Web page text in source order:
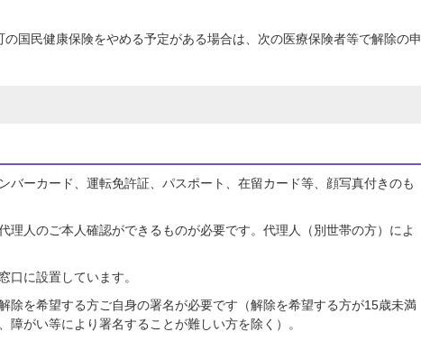
の国民健康保険をやめる予定がある場合は、次の医療保険者等で解除の申
バーカード、運転免許証、パスポート、在留カード等、顔写真付きのも
理人のご本人確認ができるものが必要です。代理人（別世帯の方）によ
口に設置しています。
除を希望する方ご自身の署名が必要です（解除を希望する方が15歳未満
障がい等により署名することが難しい方を除く）。